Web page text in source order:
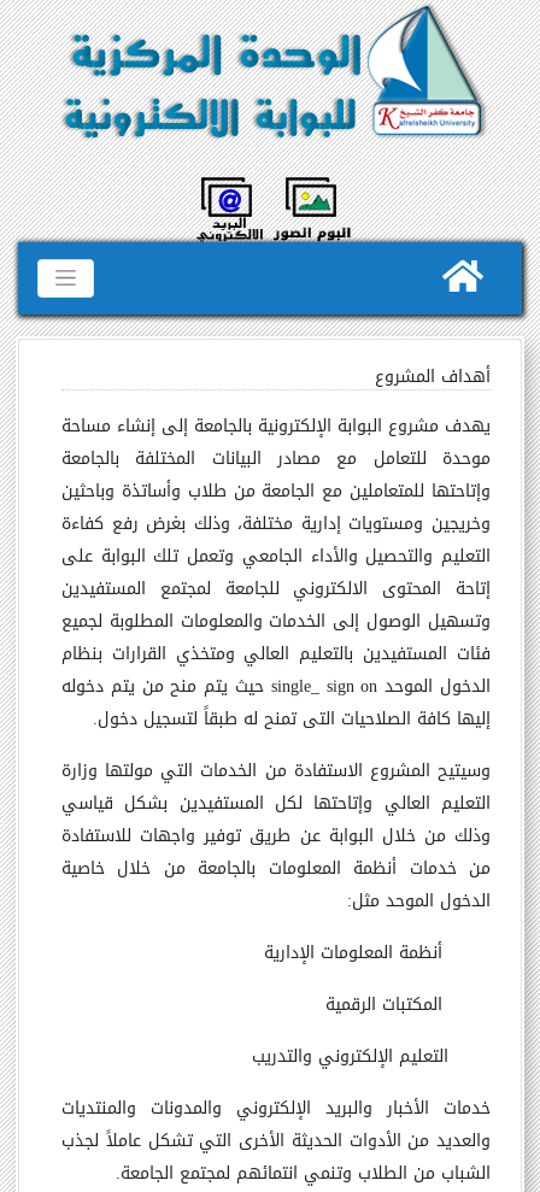
أهداف المشروع
يهدف مشروع البوابة الإلكترونية بالجامعة إلى إنشاء مساحة
موحدة للتعامل مع مصادر البيانات المختلفة بالجامعة
وإتاحتها للمتعاملين مع الجامعة من طلاب وأساتذة وباحثين
وخريجين ومستويات إدارية مختلفة، وذلك بغرض رفع كفاءة
التعليم والتحصيل والأداء الجامعي وتعمل تلك البوابة على
إتاحة المحتوى الالكتروني للجامعة لمجتمع المستفيدين
وتسهيل الوصول إلى الخدمات والمعلومات المطلوبة لجميع
فئات المستفيدين بالتعليم العالي ومتخذي القرارات بنظام
الدخول الموحد single_ sign on حيث يتم منح من يتم دخوله
إليها كافة الصلاحيات التى تمنح له طبقاً لتسجيل دخول.
وسيتيح المشروع الاستفادة من الخدمات التي مولتها وزارة
التعليم العالي وإتاحتها لكل المستفيدين بشكل قياسي
وذلك من خلال البوابة عن طريق توفير واجهات للاستفادة
من خدمات أنظمة المعلومات بالجامعة من خلال خاصية
الدخول الموحد مثل:
أنظمة المعلومات الإدارية
المكتبات الرقمية
التعليم الإلكتروني والتدريب
خدمات الأخبار والبريد الإلكتروني والمدونات والمنتديات
والعديد من الأدوات الحديثة الأخرى التي تشكل عاملاً لجذب
الشباب من الطلاب وتنمي انتمائهم لمجتمع الجامعة.